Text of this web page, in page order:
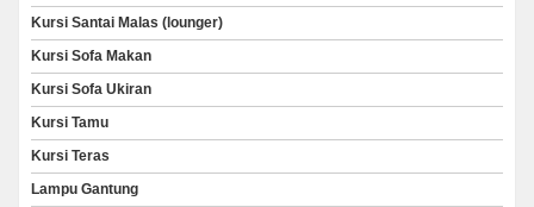
Kursi Santai Malas (lounger)
Kursi Sofa Makan
Kursi Sofa Ukiran
Kursi Tamu
Kursi Teras
Lampu Gantung